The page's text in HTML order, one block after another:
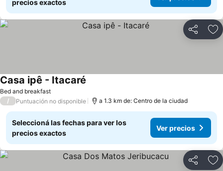
precios exactos
Compartir
Bed and breakfast
Casa ipê - Itacaré
/ Puntuación no disponible a 1.3 km de: Centro de la ciudad
Seleccioná las fechas para ver los
precios exactos
Ver precios
Compartir